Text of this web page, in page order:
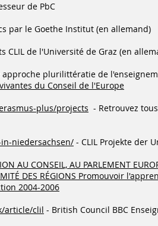
de PbC
par le Goethe Institut (en allemand)
CLIL de l'Université de Graz (en
approche plurilittératie de
du Conseil de l'Europe
plus/projects - Retrouvez
niedersachsen/ - CLIL Projekte der
AU CONSEIL, AU PARLEMENT
DES RÉGIONS Promouvoir
2004-2006
article/clil - British Council BBC